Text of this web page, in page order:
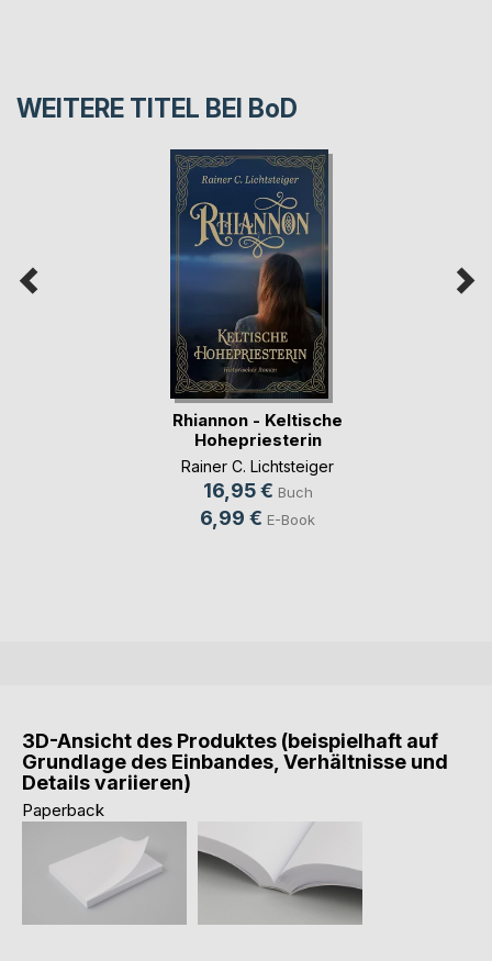
WEITERE TITEL BEI BoD
Rhiannon - Keltische
Hohepriesterin
Rainer C. Lichtsteiger
16,95 € Buch
6,99 € E-Book
3D-Ansicht des Produktes (beispielhaft auf
Grundlage des Einbandes, Verhältnisse und
Details variieren)
Paperback